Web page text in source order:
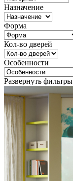
Назначение
Форма
Кол-во дверей
Особенности
Развернуть фильтры